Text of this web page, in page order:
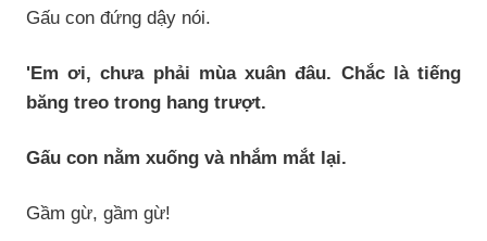
Gấu con đứng dậy nói.
'Em ơi, chưa phải mùa xuân đâu. Chắc là tiếng
băng treo trong hang trượt.
Gấu con nằm xuống và nhắm mắt lại.
Gầm gừ, gầm gừ!